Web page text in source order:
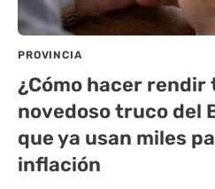
PROVINCIA
¿Cómo hacer rendir
novedoso truco del
que ya usan miles
inflación